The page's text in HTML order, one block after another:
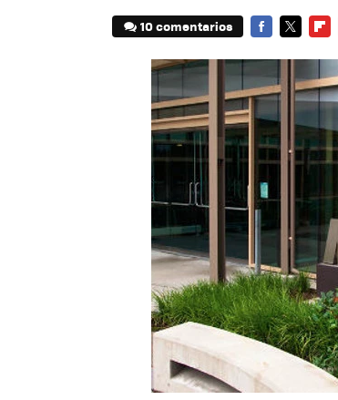
10 comentarios